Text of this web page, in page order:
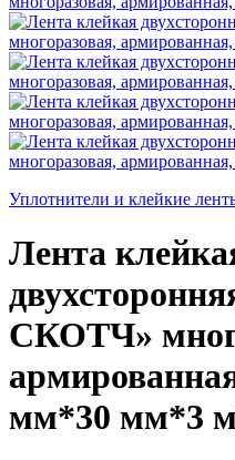
Уплотнители и клейкие
Лента
СКОТЧ»
мм*30 мм*3